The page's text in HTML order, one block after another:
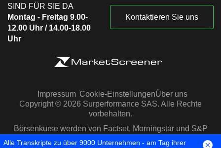
SIND FÜR SIE DA
Montag - Freitag 9.00-
12.00 Uhr / 14.00-18.00
Uhr
Kontaktieren Sie uns
Impressum Cookie-EinstellungenÜber uns
Copyright © 2026 Surperformance SAS. Alle Rechte
vorbehalten.
Börsenkurse werden von Factset, Morningstar und S&P
Capital IQ zur Verfügung gestellt
Alle Transkripte zu über 9000 Unternehmen - am Tag ihrer